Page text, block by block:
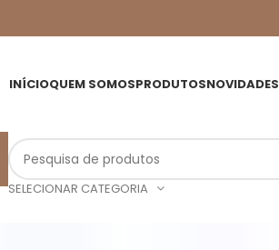
INÍCIOQUEM SOMOSPRODUTOSNOVIDADES
SELECIONAR CATEGORIA